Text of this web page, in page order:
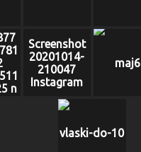
n
Screenshot
20201014-
210047
Instagram
maj6
vlaski-do-10